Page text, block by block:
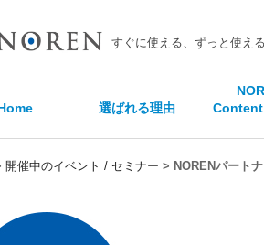
すぐに使える、ずっと使え
Home 選ばれる理由
開催中のイベント / セミナー > NORENパート